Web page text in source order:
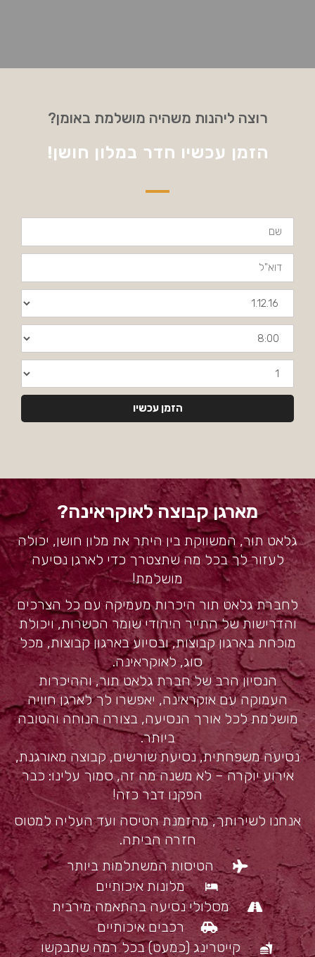
רוצה ליהנות משהיה מושלמת באומן?
הזמן עכשיו חדר במלון חושן!
שם
דוא"ל
תאריך
שעה
מספר
סועדים
הזמן עכשיו
מארגן קבוצה לאוקראינה?
גלאט תור, המשווקת בין היתר את מלון חושן, יכולה
לעזור לך בכל מה שתצטרך כדי לארגן נסיעה
מושלמת!
לחברת גלאט תור היכרות מעמיקה עם כל הצרכים
והדרישות של התייר היהודי שומר הכשרות, ויכולת
מוכחת בארגון קבוצות, ובסיוע בארגון קבוצות, מכל
סוג, לאוקראינה.
הנסיון הרב של חברת גלאט תור, וההיכרות
העמוקה עם אוקראינה, יאפשרו לך לארגן חוויה
מושלמת לכל אורך הנסיעה, בצורה הנוחה והטובה
ביותר.
נסיעה משפחתית, נסיעת שורשים, קבוצה מאורגנת,
אירוע יוקרה – לא משנה מה זה, סמוך עלינו: כבר
הפקנו דבר כזה!
אנחנו לשירותך, מהזמנת הטיסה ועד העליה למטוס
חזרה הביתה.
הטיסות המשתלמות ביותר
מלונות איכותיים
מסלולי נסיעה בהתאמה מירבית
רכבים איכותיים
קייטרינג (כמעט) בכל רמה שתבקשו